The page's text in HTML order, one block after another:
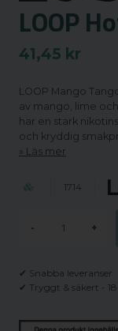
LOOP
41,45 kr
LOOP Mango
av mango, lime
har en stark
och kryddig
Läs mer
1714
- +
✔ Snabba leveranser
✔ Tryggt & säkert -